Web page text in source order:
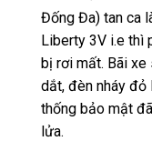
Đống Đa) tan ca
Liberty 3V i.e thì
bị rơi mất. Bãi xe
dắt, đèn nháy
thống bảo mật
lửa.